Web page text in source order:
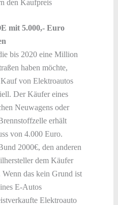
den Kaufpreis
mit 5.000,- Euro
bis 2020 eine Million
haben möchte,
von Elektroautos
Der Käufer eines
Neuwagens oder
erhält
von 4.000 Euro.
2000€, den anderen
dem Käufer
Wenn das kein Grund ist
E-Autos
Elektroauto